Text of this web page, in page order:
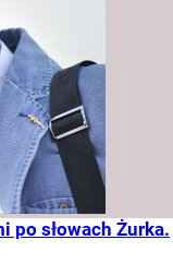
po słowach Żurka.